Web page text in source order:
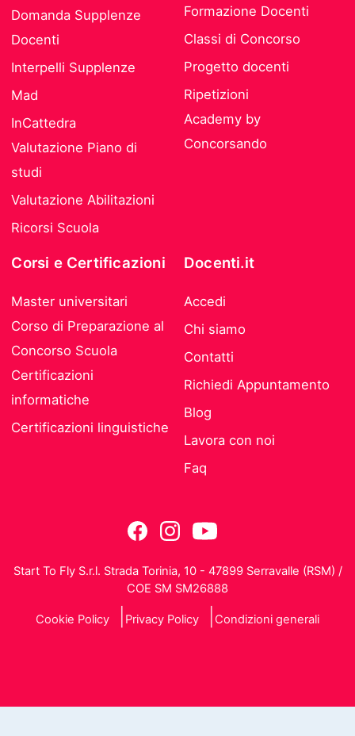
Domanda Supplenze
Docenti
Interpelli Supplenze
Mad
InCattedra
Valutazione Piano di
studi
Valutazione Abilitazioni
Ricorsi Scuola
Formazione Docenti
Classi di Concorso
Progetto docenti
Ripetizioni
Academy by
Concorsando
Corsi e Certificazioni
Master universitari
Corso di Preparazione al
Concorso Scuola
Certificazioni
informatiche
Certificazioni linguistiche
Docenti.it
Accedi
Chi siamo
Contatti
Richiedi Appuntamento
Blog
Lavora con noi
Faq
Start To Fly S.r.l. Strada Torinia, 10 - 47899 Serravalle (RSM) /
COE SM SM26888
Cookie Policy Privacy Policy Condizioni generali